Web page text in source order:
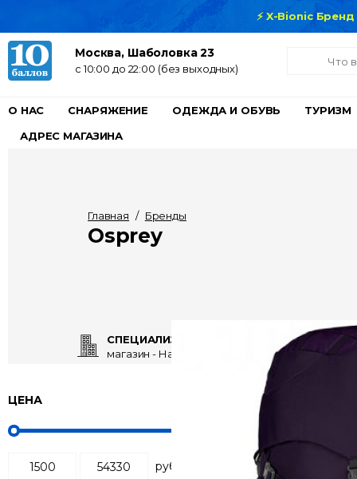
⚡ X-Bionic
Москва, Шаболовка 23
c 10:00 до 22:00 (без выходных)
О НАС СНАРЯЖЕНИЕ ОДЕЖДА И ОБУВЬ
ТУРИЗМ
АДРЕС МАГАЗИНА
Главная / Бренды
Osprey
СПЕЦИАЛИЗИРОВАННЫЙ
магазин - Нам 15 лет!
ЦЕНА
руб
Сортировка: